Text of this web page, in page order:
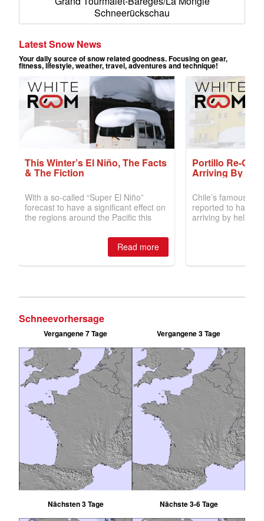
Schneerückschau
Schneevorhersage
Vergangene 7 Tage Vergangene 3 Tage
Nächsten 3 Tage Nächste 3-6 Tage